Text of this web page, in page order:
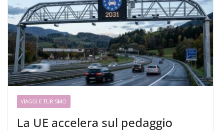
VIAGGI E TURISMO
La UE accelera sul pedaggio